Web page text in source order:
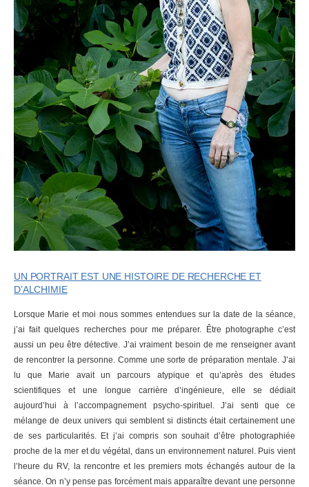
UN PORTRAIT EST UNE HISTOIRE DE RECHERCHE ET
D’ALCHIMIE
Lorsque Marie et moi nous sommes entendues sur la date de la séance,
j’ai fait quelques recherches pour me préparer. Être photographe c’est
aussi un peu être détective. J’ai vraiment besoin de me renseigner avant
de rencontrer la personne. Comme une sorte de préparation mentale. J’ai
lu que Marie avait un parcours atypique et qu’après des études
scientifiques et une longue carrière d’ingénieure, elle se dédiait
aujourd’hui à l’accompagnement psycho-spirituel. J’ai senti que ce
mélange de deux univers qui semblent si distincts était certainement une
de ses particularités. Et j’ai compris son souhait d’être photographiée
proche de la mer et du végétal, dans un environnement naturel. Puis vient
l’heure du RV, la rencontre et les premiers mots échangés autour de la
séance. On n’y pense pas forcément mais apparaître devant une personne